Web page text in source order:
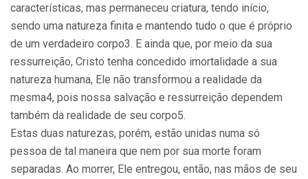
características, mas permaneceu criatura, tendo início,
sendo uma natureza finita e mantendo tudo o que é próprio
de um verdadeiro corpo3. E ainda que, por meio da sua
ressurreição, Cristo tenha concedido imortalidade a sua
natureza humana, Ele não transformou a realidade da
mesma4, pois nossa salvação e ressurreição dependem
também da realidade de seu corpo5.
Estas duas naturezas, porém, estão unidas numa só
pessoa de tal maneira que nem por sua morte foram
separadas. Ao morrer, Ele entregou, então, nas mãos de seu